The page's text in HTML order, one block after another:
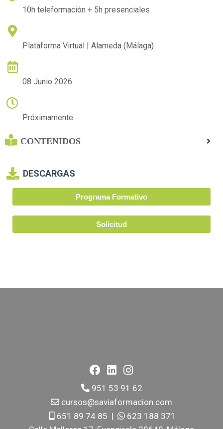
10h teleformación + 5h presenciales
Plataforma Virtual | Alameda (Málaga)
08 Junio 2026
Próximamente
CONTENIDOS
DESCARGAS
Programa Formativo
Solicitud
951 53 91 62
cursos@saviaformacion.com
651 89 74 85 |
623 188 371